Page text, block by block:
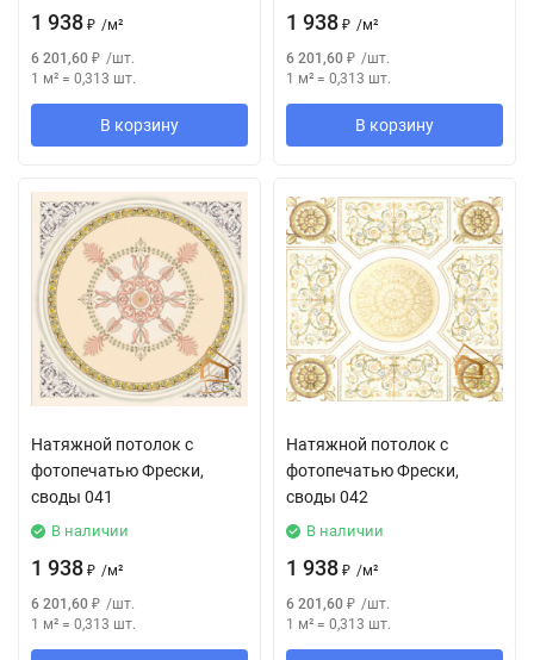
1 938 ₽ /м²
6 201,60 ₽ /шт.
1 м² = 0,313 шт.
В корзину
1 938 ₽ /м²
6 201,60 ₽ /шт.
1 м² = 0,313 шт.
В корзину
Натяжной потолок с
фотопечатью Фрески,
своды 041
В наличии
1 938 ₽ /м²
6 201,60 ₽ /шт.
1 м² = 0,313 шт.
Натяжной потолок с
фотопечатью Фрески,
своды 042
В наличии
1 938 ₽ /м²
6 201,60 ₽ /шт.
1 м² = 0,313 шт.